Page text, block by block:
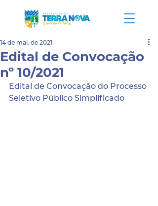
Edital de Convocação
nº 10/2021
14 de mai. de 2021
Edital de Convocação do Processo
Seletivo Público Simplificado